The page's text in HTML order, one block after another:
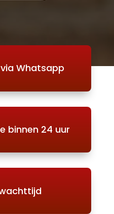
Whatsapp
binnen 24 uur